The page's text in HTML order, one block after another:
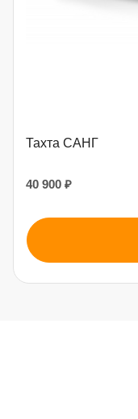
Тахта САНГ
40 900 ₽